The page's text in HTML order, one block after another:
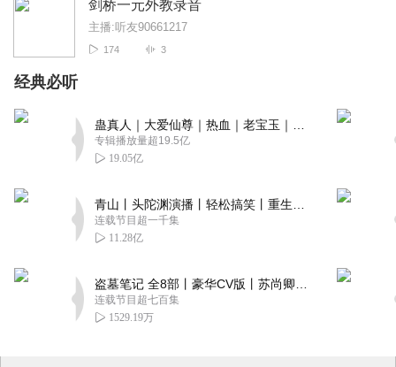
剑桥一元外教录音
主播:听友90661217
174 3
经典必听
专辑播放量超19.5亿
19.05亿
连载节目超一千集
11.28亿
连载节目超七百集
1529.19万